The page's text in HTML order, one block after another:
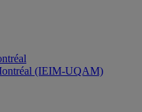
(IEIM-UQAM)